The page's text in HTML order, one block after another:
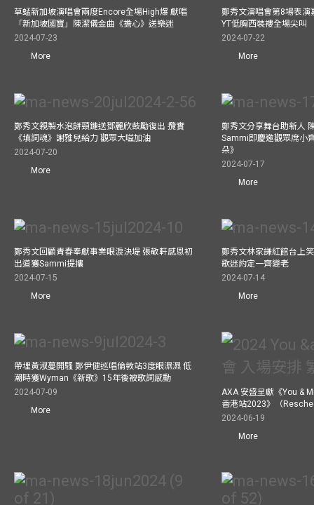
草蜢新加坡演唱會兩度Encore全場High爆 獻唱
「新加坡國寶」陳潔儀金曲《擔心》送樂迷
2024-07-23
More
鄭秀文演唱會第8場表
YT低胸西裝褸全場尖叫
2024-07-22
More
鄭秀文親製水泡餅頸鏈送鄧麗欣鼓勵復出 攬實
《填詞魂》謝雅兒給力 觀眾大嗌加油
2024-07-20
More
鄭秀文分享舞台助新人
Sammi即慶邀觀眾席小
朵》
2024-07-17
More
鄭秀文回顧青春奉獻事業眼淚決堤 張敬軒感恩初
出道獲Sammi提攜
2024-07-15
More
鄭秀文林家謙紅館台上
歌迷約定一齊變老
2024-07-14
More
帶埋黃淑蔓開騷 鄭伊健巡唱倫敦站3度眼濕濕 低
潮時獲Wyman《新歌》15年後被歌詞感動
2024-07-09
More
AXA 安盛呈獻《You &
香港站2023》（
2024-06-19
More